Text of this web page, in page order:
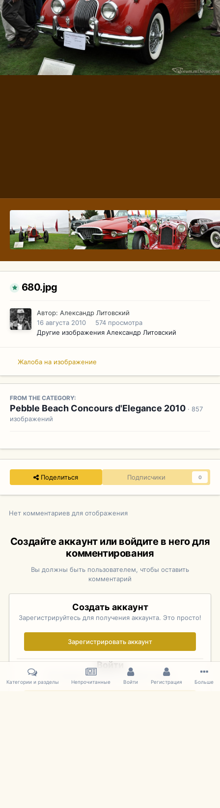
680.jpg
Автор: Александр Литовский
16 августа 2010
574 просмотра
Другие изображения Александр Литовский
Жалоба на изображение
FROM THE CATEGORY:
Pebble Beach Concours d'Elegance 2010 · 857
изображений
Поделиться Подписчики 0
Нет комментариев для отображения
Создайте аккаунт или войдите в него для
комментирования
Вы должны быть пользователем, чтобы оставить
комментарий
Создать аккаунт
Зарегистрируйтесь для получения аккаунта. Это просто!
Зарегистрировать аккаунт
Войти
Уже зарегистрированы? Войдите здесь.
Категории и разделы Непрочитанные Войти Регистрация Больше